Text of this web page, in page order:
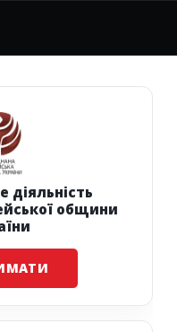
діяльність
общини